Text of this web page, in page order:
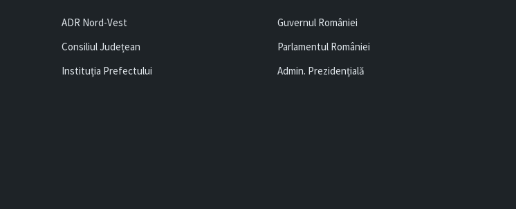
ADR Nord-Vest
Consiliul Județean
Instituția Prefectului
Guvernul României
Parlamentul României
Admin. Prezidențială